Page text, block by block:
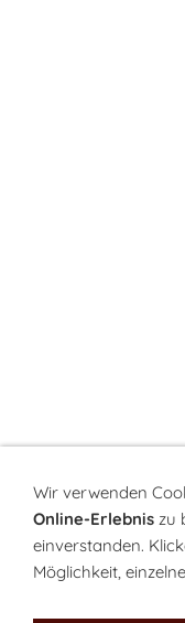
Wir verwenden
Online-Erlebnis zu
einverstanden.
Möglichkeit,